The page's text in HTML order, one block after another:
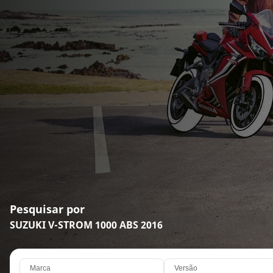
Pesquisar por
SUZUKI V-STROM 1000 ABS 2016
Marca Versão